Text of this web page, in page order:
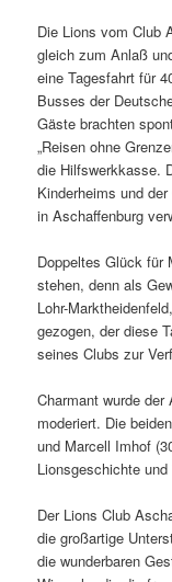
Die Lions vom Club
gleich zum Anlaß
eine Tagesfahrt für
Busses der
Gäste brachten
„Reisen ohne
die Hilfswerkkasse.
Kinderheims und
in Aschaffenburg
Doppeltes Glück für
stehen, denn als
Lohr-
gezogen, der diese
seines Clubs zur
Charmant wurde
moderiert. Die
und Marcell Imhof
Lionsgeschichte
Der Lions Club
die großartige
die wunderbaren